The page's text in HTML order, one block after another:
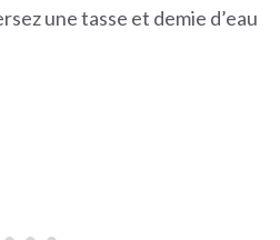
une tasse et demie d’eau